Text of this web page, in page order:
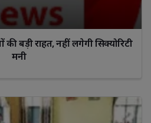
की बड़ी राहत, नहीं लगेगी सिक्योरिटी
मनी